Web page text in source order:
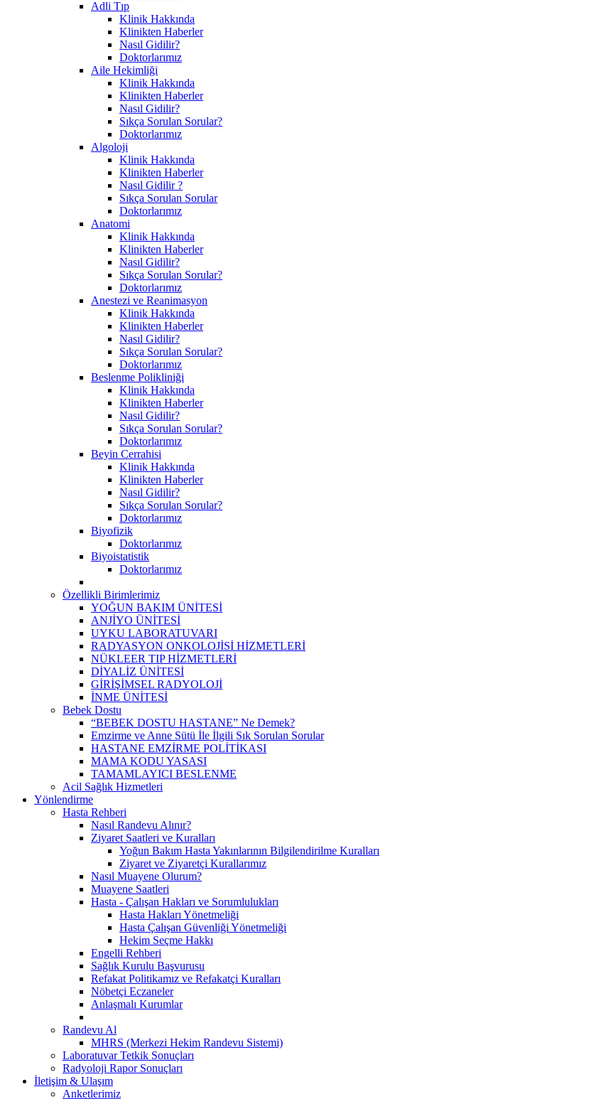
Adli Tıp
Klinik Hakkında
Klinikten Haberler
Nasıl Gidilir?
Doktorlarımız
Aile Hekimliği
Klinik Hakkında
Klinikten Haberler
Nasıl Gidilir?
Sıkça Sorulan Sorular?
Doktorlarımız
Algoloji
Klinik Hakkında
Klinikten Haberler
Nasıl Gidilir ?
Sıkça Sorulan Sorular
Doktorlarımız
Anatomi
Klinik Hakkında
Klinikten Haberler
Nasıl Gidilir?
Sıkça Sorulan Sorular?
Doktorlarımız
Anestezi ve Reanimasyon
Klinik Hakkında
Klinikten Haberler
Nasıl Gidilir?
Sıkça Sorulan Sorular?
Doktorlarımız
Beslenme Polikliniği
Klinik Hakkında
Klinikten Haberler
Nasıl Gidilir?
Sıkça Sorulan Sorular?
Doktorlarımız
Beyin Cerrahisi
Klinik Hakkında
Klinikten Haberler
Nasıl Gidilir?
Sıkça Sorulan Sorular?
Doktorlarımız
Biyofizik
Doktorlarımız
Biyoistatistik
Doktorlarımız
Özellikli Birimlerimiz
YOĞUN BAKIM ÜNİTESİ
ANJİYO ÜNİTESİ
UYKU LABORATUVARI
RADYASYON ONKOLOJİSİ HİZMETLERİ
NÜKLEER TIP HİZMETLERİ
DİYALİZ ÜNİTESİ
GİRİŞİMSEL RADYOLOJİ
İNME ÜNİTESİ
Bebek Dostu
“BEBEK DOSTU HASTANE” Ne Demek?
Emzirme ve Anne Sütü İle İlgili Sık Sorulan Sorular
HASTANE EMZİRME POLİTİKASI
MAMA KODU YASASI
TAMAMLAYICI BESLENME
Acil Sağlık Hizmetleri
Yönlendirme
Hasta Rehberi
Nasıl Randevu Alınır?
Ziyaret Saatleri ve Kuralları
Yoğun Bakım Hasta Yakınlarının Bilgilendirilme Kuralları
Ziyaret ve Ziyaretçi Kurallarımız
Nasıl Muayene Olurum?
Muayene Saatleri
Hasta - Çalışan Hakları ve Sorumlulukları
Hasta Hakları Yönetmeliği
Hasta Çalışan Güvenliği Yönetmeliği
Hekim Seçme Hakkı
Engelli Rehberi
Sağlık Kurulu Başvurusu
Refakat Politikamız ve Refakatçi Kuralları
Nöbetçi Eczaneler
Anlaşmalı Kurumlar
Randevu Al
MHRS (Merkezi Hekim Randevu Sistemi)
Laboratuvar Tetkik Sonuçları
Radyoloji Rapor Sonuçları
İletişim & Ulaşım
Anketlerimiz